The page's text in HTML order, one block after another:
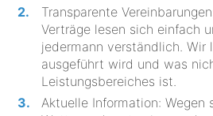
Transparente
Verträge lesen sich einfach
jedermann verständlich. Wir
ausgeführt wird und was
Leistungsbereiches ist.
Aktuelle Information: Wegen